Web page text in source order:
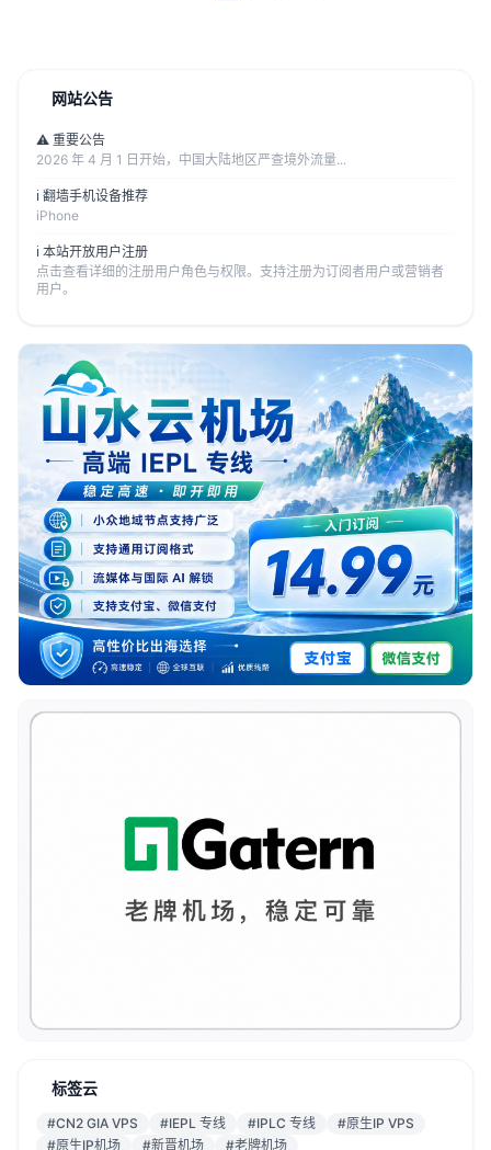
网站公告
⚠️ 重要公告
2026 年 4 月 1 日开始，中国大陆地区严查境外流量...
ℹ️ 翻墙手机设备推荐
iPhone
ℹ️ 本站开放用户注册
点击查看详细的注册用户角色与权限。支持注册为订阅者用户或营销者
用户。
标签云
#CN2 GIA VPS #IEPL 专线 #IPLC 专线
#原生IP VPS
#原生IP机场
#新晋机场 #老牌机场